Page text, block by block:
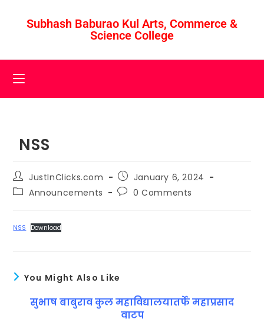
Subhash Baburao Kul Arts, Commerce &
Science College
NSS
JustInClicks.com
January 6, 2024
Announcements
0 Comments
NSS Download
You Might Also Like
सुभाष बाबुराव कुल महाविद्यालयातर्फे महाप्रसाद
वाटप